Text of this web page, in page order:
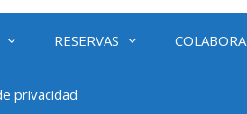
RESERVAS COLABORA
privacidad